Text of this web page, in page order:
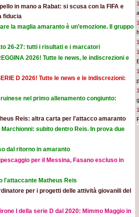
in mano a Rabat: si scusa con la FIFA e
fiducia
la maglia amaranto è un’emozione. Il gruppo
26-27: tutti i risultati e i marcatori
2026! Tutte le news, le indiscrezioni e
D 2026! Tutte le news e le indiscrezioni:
nel primo allenamento congiunto:
Reis: altra carta per l'attacco amaranto
subito dentro Reis. In prova due
dal ritorno in amaranto
per il Messina, Fasano escluso in
l'attaccante Matheus Reis
per i progetti delle attività giovanili del
I della serie D dal 2020: Mimmo Maggio in